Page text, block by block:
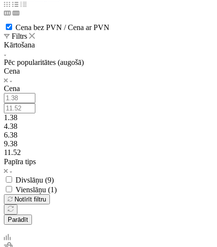
Cena bez PVN / Cena ar PVN
Filtrs
Kārtošana
Pēc popularitātes (augošā)
Cena
Cena
1.38
4.38
6.38
9.38
11.52
Papīra tips
Divslāņu (9)
Vienslāņu (1)
Notīrīt filtru
Parādīt